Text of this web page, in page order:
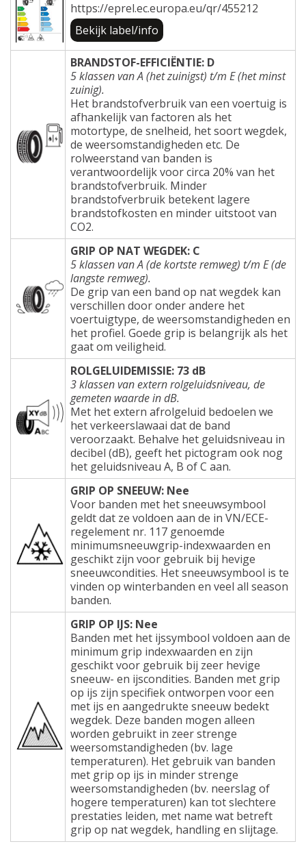
https://eprel.ec.europa.eu/qr/455212
Bekijk label/info
BRANDSTOF-EFFICIËNTIE: D
5 klassen van A (het zuinigst) t/m E (het minst
zuinig).
Het brandstofverbruik van een voertuig is
afhankelijk van factoren als het
motortype, de snelheid, het soort wegdek,
de weersomstandigheden etc. De
rolweerstand van banden is
verantwoordelijk voor circa 20% van het
brandstofverbruik. Minder
brandstofverbruik betekent lagere
brandstofkosten en minder uitstoot van
CO2.
GRIP OP NAT WEGDEK: C
5 klassen van A (de kortste remweg) t/m E (de
langste remweg).
De grip van een band op nat wegdek kan
verschillen door onder andere het
voertuigtype, de weersomstandigheden en
het profiel. Goede grip is belangrijk als het
gaat om veiligheid.
ROLGELUIDEMISSIE: 73 dB
3 klassen van extern rolgeluidsniveau, de
gemeten waarde in dB.
Met het extern afrolgeluid bedoelen we
het verkeerslawaai dat de band
veroorzaakt. Behalve het geluidsniveau in
decibel (dB), geeft het pictogram ook nog
het geluidsniveau A, B of C aan.
GRIP OP SNEEUW: Nee
Voor banden met het sneeuwsymbool
geldt dat ze voldoen aan de in VN/ECE-
regelement nr. 117 genoemde
minimumsneeuwgrip-indexwaarden en
geschikt zijn voor gebruik bij hevige
sneeuwcondities. Het sneeuwsymbool is te
vinden op winterbanden en veel all season
banden.
GRIP OP IJS: Nee
Banden met het ijssymbool voldoen aan de
minimum grip indexwaarden en zijn
geschikt voor gebruik bij zeer hevige
sneeuw- en ijscondities. Banden met grip
op ijs zijn specifiek ontworpen voor een
met ijs en aangedrukte sneeuw bedekt
wegdek. Deze banden mogen alleen
worden gebruikt in zeer strenge
weersomstandigheden (bv. lage
temperaturen). Het gebruik van banden
met grip op ijs in minder strenge
weersomstandigheden (bv. neerslag of
hogere temperaturen) kan tot slechtere
prestaties leiden, met name wat betreft
grip op nat wegdek, handling en slijtage.